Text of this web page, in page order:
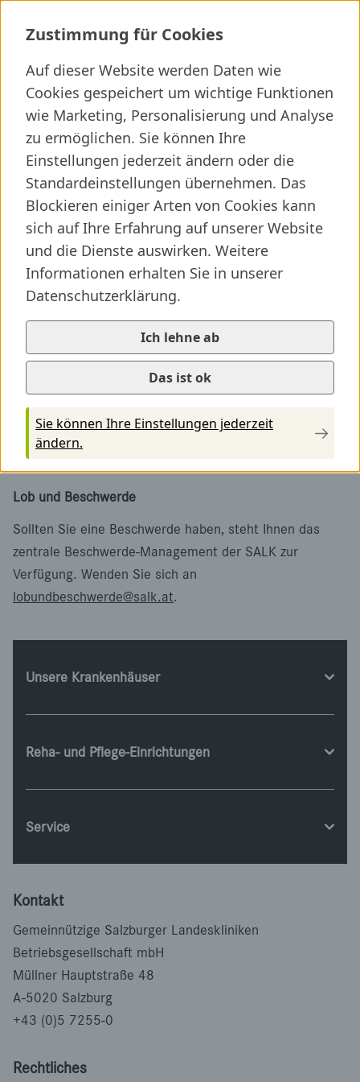
Zustimmung für Cookies
Auf dieser Website werden Daten wie
Cookies gespeichert um wichtige Funktionen
wie Marketing, Personalisierung und Analyse
zu ermöglichen. Sie können Ihre
Einstellungen jederzeit ändern oder die
Standardeinstellungen übernehmen. Das
Blockieren einiger Arten von Cookies kann
sich auf Ihre Erfahrung auf unserer Website
und die Dienste auswirken. Weitere
Informationen erhalten Sie in unserer
Datenschutzerklärung.
Sie können Ihre Einstellungen jederzeit
ändern.
Ich lehne ab
Das ist ok
Ich suche ...
Wichtige Links
Kliniken finden Presseartikel Jobs
SALK-Startseite / ...Elternseite besuchen
/ Kontakte
Vorlesen
Kontakte
Kostenabrechnung
Haben Sie Fragen zur Abrechnung Ihres
Krankenhausaufenthaltes, richten Sie sie bitte an
invoice@salk.at.
Krankengeschichtenanforderung
Möchten Sie eine Krankengeschichte anfordern, wenden
an
Hier finden Sie das
Lob und Beschwerde
Sollten Sie eine Beschwerde haben, steht Ihnen das
zentrale Beschwerde-Management der SALK zur
Verfügung. Wenden Sie sich an
lobundbeschwerde@salk.at.
Unsere Krankenhäuser
Reha- und Pflege-Einrichtungen
Service
Kontakt
Gemeinnützige Salzburger Landeskliniken
Betriebsgesellschaft mbH
Müllner Hauptstraße 48
A-5020 Salzburg
+43 (0)5 7255-0
Rechtliches